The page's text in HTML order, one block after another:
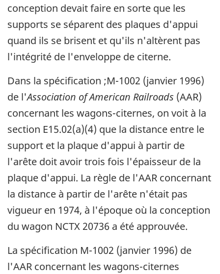
conception devait faire en sorte que les
supports se séparent des plaques d'appui
quand ils se brisent et qu'ils n'altèrent pas
l'intégrité de l'enveloppe de citerne.
Dans la spécification ;M-1002 (janvier 1996)
de l'Association of American Railroads (AAR)
concernant les wagons-citernes, on voit à la
section E15.02(a)(4) que la distance entre le
support et la plaque d'appui à partir de
l'arête doit avoir trois fois l'épaisseur de la
plaque d'appui. La règle de l'AAR concernant
la distance à partir de l'arête n'était pas
vigueur en 1974, à l'époque où la conception
du wagon NCTX 20736 a été approuvée.
La spécification M-1002 (janvier 1996) de
l'AAR concernant les wagons-citernes